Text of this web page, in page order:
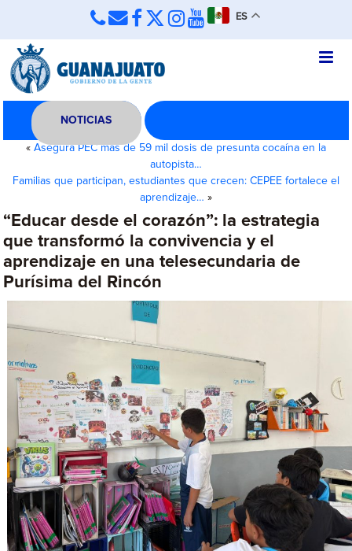
ES
NOTICIAS
« Asegura PEC más de 59 mil dosis de presunta cocaína en la
autopista…
Familias que participan, estudiantes que crecen: CEPEE fortalece el
aprendizaje… »
“Educar desde el corazón”: la estrategia
que transformó la convivencia y el
aprendizaje en una telesecundaria de
Purísima del Rincón